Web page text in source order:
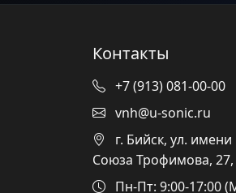
Контакты
+7 (913) 081-00-00
vnh@u-sonic.ru
г. Бийск, ул.
Союза Трофимова, 27,
Пн-Пт: 9:00-17:00